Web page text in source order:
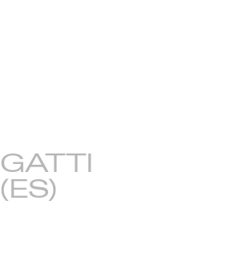
GATTI
(ES)